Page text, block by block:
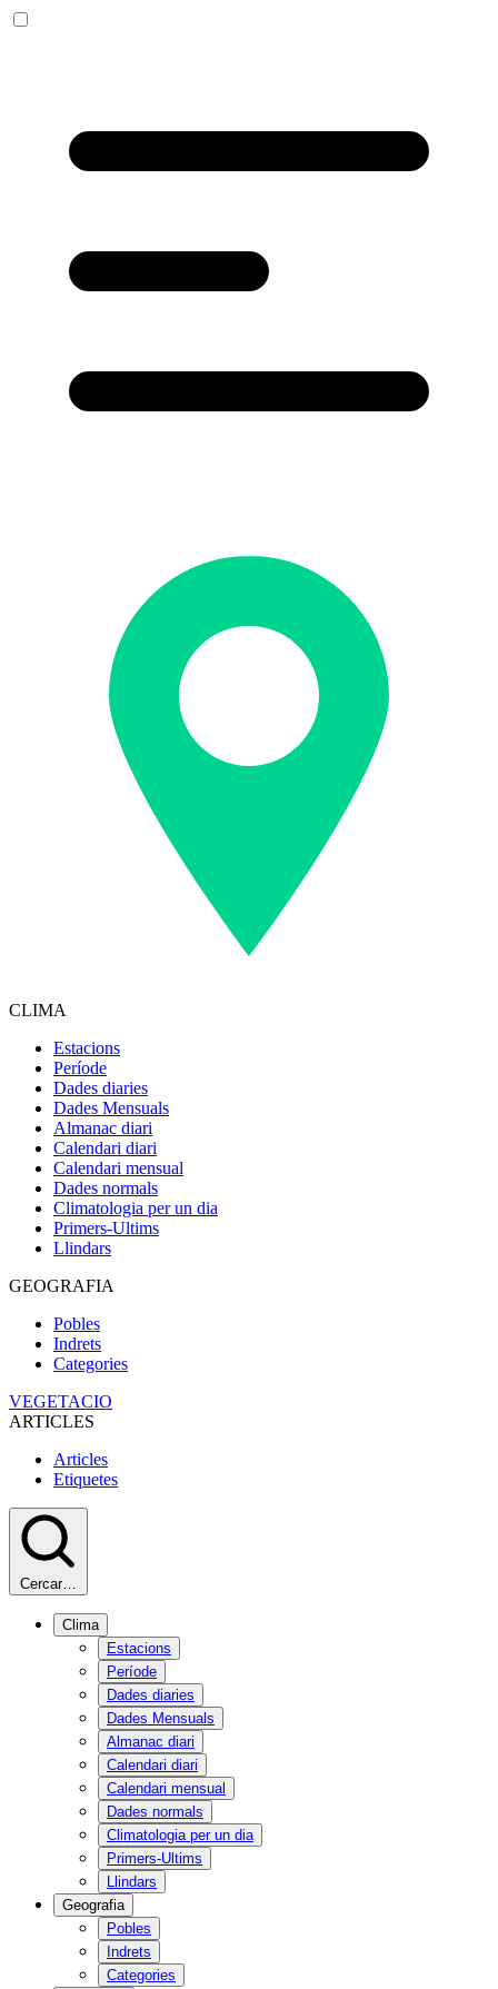
CLIMA
Estacions
Període
Dades diaries
Dades Mensuals
Almanac diari
Calendari diari
Calendari mensual
Dades normals
Climatologia per un dia
Primers-Ultims
Llindars
GEOGRAFIA
Pobles
Indrets
Categories
VEGETACIO
ARTICLES
Articles
Etiquetes
Cercar…
Clima
Estacions
Període
Dades diaries
Dades Mensuals
Almanac diari
Calendari diari
Calendari mensual
Dades normals
Climatologia per un dia
Primers-Ultims
Llindars
Geografia
Pobles
Indrets
Categories